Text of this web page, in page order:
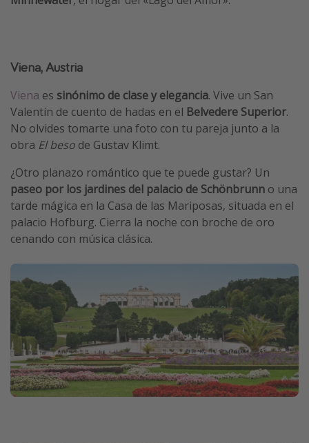
Viena, Austria
Viena es sinónimo de clase y elegancia. Vive un San
Valentín de cuento de hadas en el Belvedere Superior.
No olvides tomarte una foto con tu pareja junto a la
obra El beso de Gustav Klimt.
¿Otro planazo romántico que te puede gustar? Un
paseo por los jardines del palacio de Schönbrunn o una
tarde mágica en la Casa de las Mariposas, situada en el
palacio Hofburg. Cierra la noche con broche de oro
cenando con música clásica.